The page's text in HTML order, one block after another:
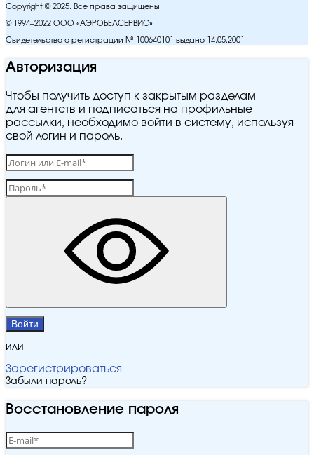
Copyright © 2025. Все права защищены
© 1994–2022 ООО «АЭРОБЕЛСЕРВИС»
Свидетельство о регистрации № 100640101 выдано 14.05.2001
Авторизация
Чтобы получить доступ к закрытым разделам
для агентств и подписаться на профильные
рассылки, необходимо войти в систему, используя
свой логин и пароль.
Войти
или
Зарегистрироваться
Забыли пароль?
Восстановление пароля